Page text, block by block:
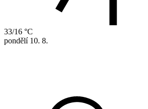
33/16 °C
pondělí 10. 8.